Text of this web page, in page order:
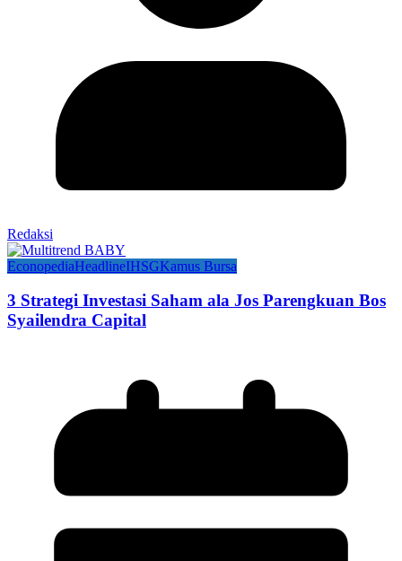
Redaksi
EconopediaHeadlineIHSGKamus Bursa
3 Strategi Investasi Saham ala Jos Parengkuan Bos
Syailendra Capital